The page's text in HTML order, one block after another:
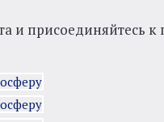
и присоединяйтесь